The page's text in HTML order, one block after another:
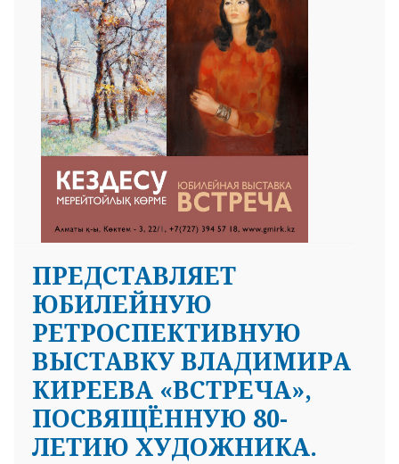
ПРЕДСТАВЛЯЕТ
ЮБИЛЕЙНУЮ
РЕТРОСПЕКТИВНУЮ
ВЫСТАВКУ ВЛАДИМИРА
КИРЕЕВА «ВСТРЕЧА»,
ПОСВЯЩЁННУЮ 80-
ЛЕТИЮ ХУДОЖНИКА.